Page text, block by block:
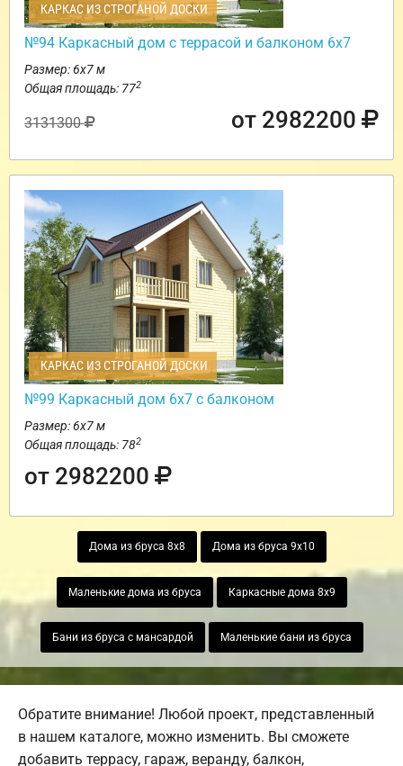
КАРКАС ИЗ СТРОГАНОЙ ДОСКИ
№94 Каркасный дом с террасой и балконом 6х7
Размер: 6х7 м
Общая площадь: 772
3131300 от 2982200
КАРКАС ИЗ СТРОГАНОЙ ДОСКИ
№99 Каркасный дом 6х7 с балконом
Размер: 6х7 м
Общая площадь: 782
от 2982200
Дома из бруса 8х8 Дома из бруса 9х10
Маленькие дома из бруса Каркасные дома 8х9
Бани из бруса с мансардой Маленькие бани из бруса
Обратите внимание! Любой проект, представленный
в нашем каталоге, можно изменить. Вы сможете
добавить террасу, гараж, веранду, балкон,